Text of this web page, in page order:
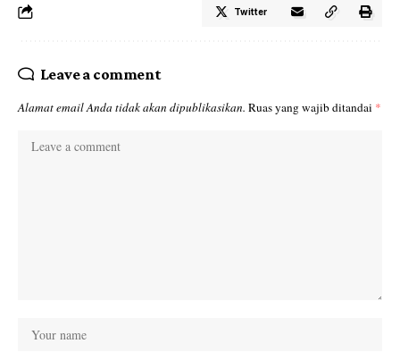
Twitter
Leave a comment
Alamat email Anda tidak akan dipublikasikan. Ruas yang wajib ditandai *